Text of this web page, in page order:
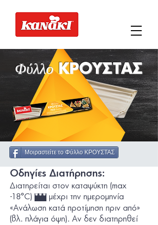
ΦύλλοΚΡΟΥΣΤΑΣ
Μοιραστείτε το Φύλλο ΚΡΟΥΣΤΑΣ
Οδηγίες Διατήρησης:
Διατηρείται στον καταψύκτη (max
-18°C) *** µέχρι την ηµεροµηνία
«Ανάλωση κατά προτίµηση πριν από»
(βλ. πλάγια όψη). Αν δεν διατηρηθεί